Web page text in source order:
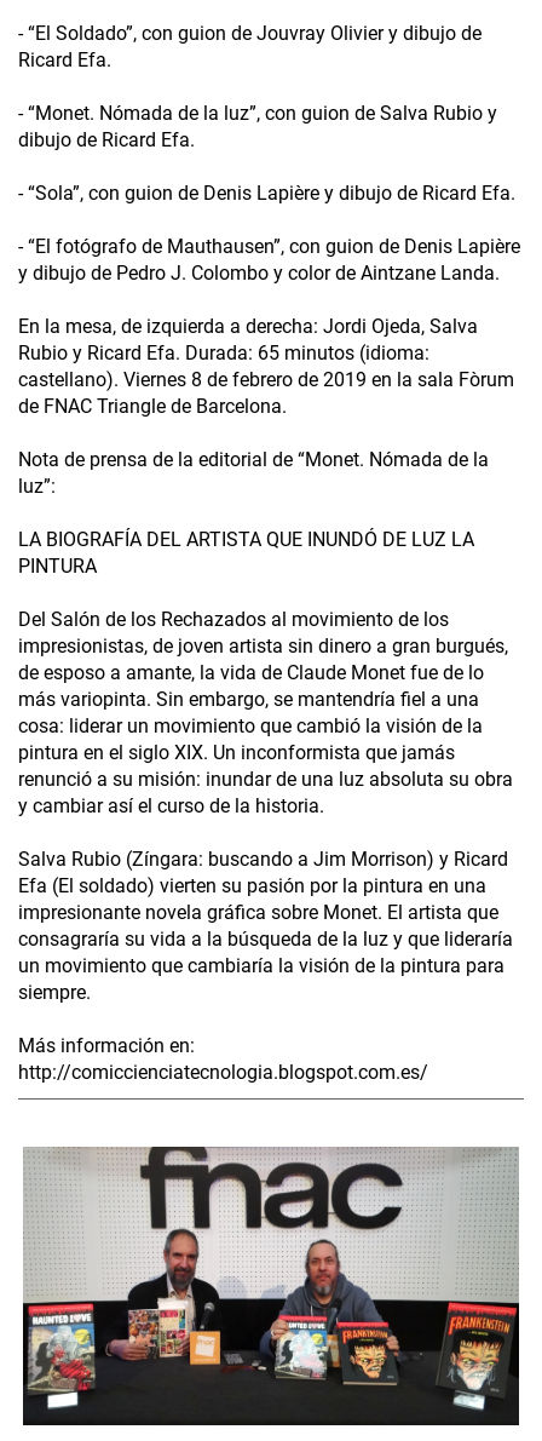
- “El Soldado”, con guion de Jouvray Olivier y dibujo de
Ricard Efa.
- “Monet. Nómada de la luz”, con guion de Salva Rubio y
dibujo de Ricard Efa.
- “Sola”, con guion de Denis Lapière y dibujo de Ricard Efa.
- “El fotógrafo de Mauthausen”, con guion de Denis Lapière
y dibujo de Pedro J. Colombo y color de Aintzane Landa.
En la mesa, de izquierda a derecha: Jordi Ojeda, Salva
Rubio y Ricard Efa. Durada: 65 minutos (idioma:
castellano). Viernes 8 de febrero de 2019 en la sala Fòrum
de FNAC Triangle de Barcelona.
Nota de prensa de la editorial de “Monet. Nómada de la
luz”:
LA BIOGRAFÍA DEL ARTISTA QUE INUNDÓ DE LUZ LA
PINTURA
Del Salón de los Rechazados al movimiento de los
impresionistas, de joven artista sin dinero a gran burgués,
de esposo a amante, la vida de Claude Monet fue de lo
más variopinta. Sin embargo, se mantendría fiel a una
cosa: liderar un movimiento que cambió la visión de la
pintura en el siglo XIX. Un inconformista que jamás
renunció a su misión: inundar de una luz absoluta su obra
y cambiar así el curso de la historia.
Salva Rubio (Zíngara: buscando a Jim Morrison) y Ricard
Efa (El soldado) vierten su pasión por la pintura en una
impresionante novela gráfica sobre Monet. El artista que
consagraría su vida a la búsqueda de la luz y que lideraría
un movimiento que cambiaría la visión de la pintura para
siempre.
Más información en:
http://comiccienciatecnologia.blogspot.com.es/